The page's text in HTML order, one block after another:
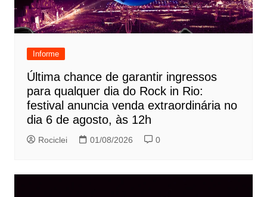
Informe
Última chance de garantir ingressos
para qualquer dia do Rock in Rio:
festival anuncia venda extraordinária no
dia 6 de agosto, às 12h
Rociclei 01/08/2026 0